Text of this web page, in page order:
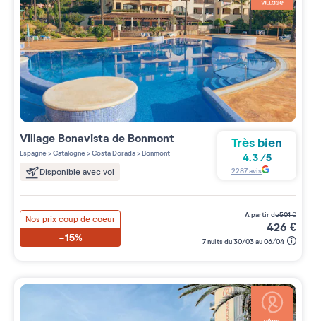
Village Bonavista de Bonmont
Espagne>Catalogne>Costa Dorada>Bonmont
Disponible avec vol
Très bien
4.3/5
2287avis
Nos prix coup de coeur
-15%
à partir de501€
426 €
7 nuits du 30/03 au 06/04